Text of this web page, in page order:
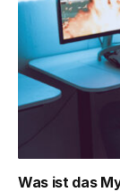
Was ist das